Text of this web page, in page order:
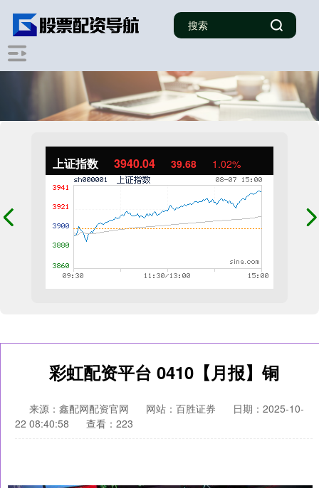
上证指数 3940.04 39.68 1.02%
彩虹配资平台 0410【月报】铜
来源：鑫配网配资官网 网站：百胜证券
日期：2025-10-
22 08:40:58
查看：223